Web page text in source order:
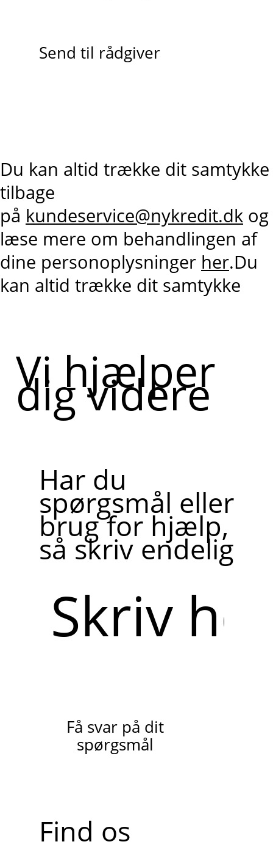
Send til rådgiver
Du kan altid trække dit samtykke
tilbage
på kundeservice@nykredit.dk og
læse mere om behandlingen af
dine personoplysninger her.Du
kan altid trække dit samtykke
Vi hjælper
dig videre
Har du
spørgsmål eller
brug for hjælp,
så skriv endelig
her
Få svar på dit
spørgsmål
Find os